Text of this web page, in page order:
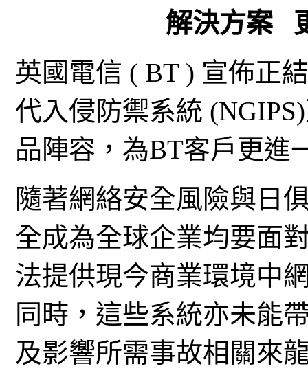
解決方案
英國電信 ( BT ) 宣佈正
代入侵防禦系統
品陣容，為BT客戶更進
隨著網絡安全風險與日
全成為全球企業均要面
法提供現今商業環境中
同時，這些系統亦未能
及影響所需事故相關來